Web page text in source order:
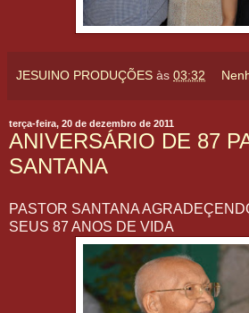
JESUINO PRODUÇÕES às 03:32
terça-feira, 20 de dezembro de 2011
ANIVERSÁRIO DE 87
SANTANA
PASTOR SANTANA
SEUS 87 ANOS DE VIDA